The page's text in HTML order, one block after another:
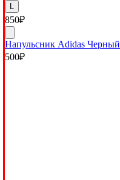
850₽
Напульсник Adidas Черный
500₽